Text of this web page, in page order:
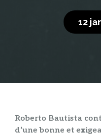
12
Roberto Bautista
d’une bonne et